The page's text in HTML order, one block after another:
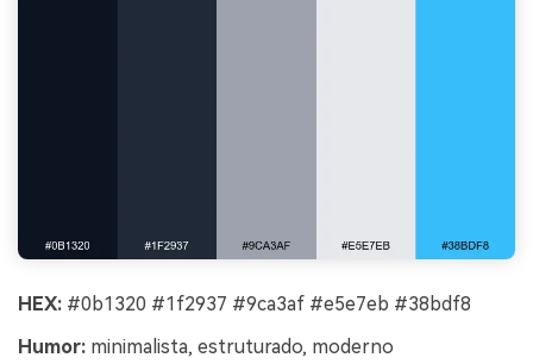
HEX: #0b1320 #1f2937 #9ca3af #e5e7eb #38bdf8
Humor: minimalista, estruturado, moderno